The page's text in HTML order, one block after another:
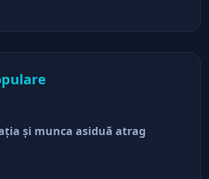
şi munca asiduă atrag